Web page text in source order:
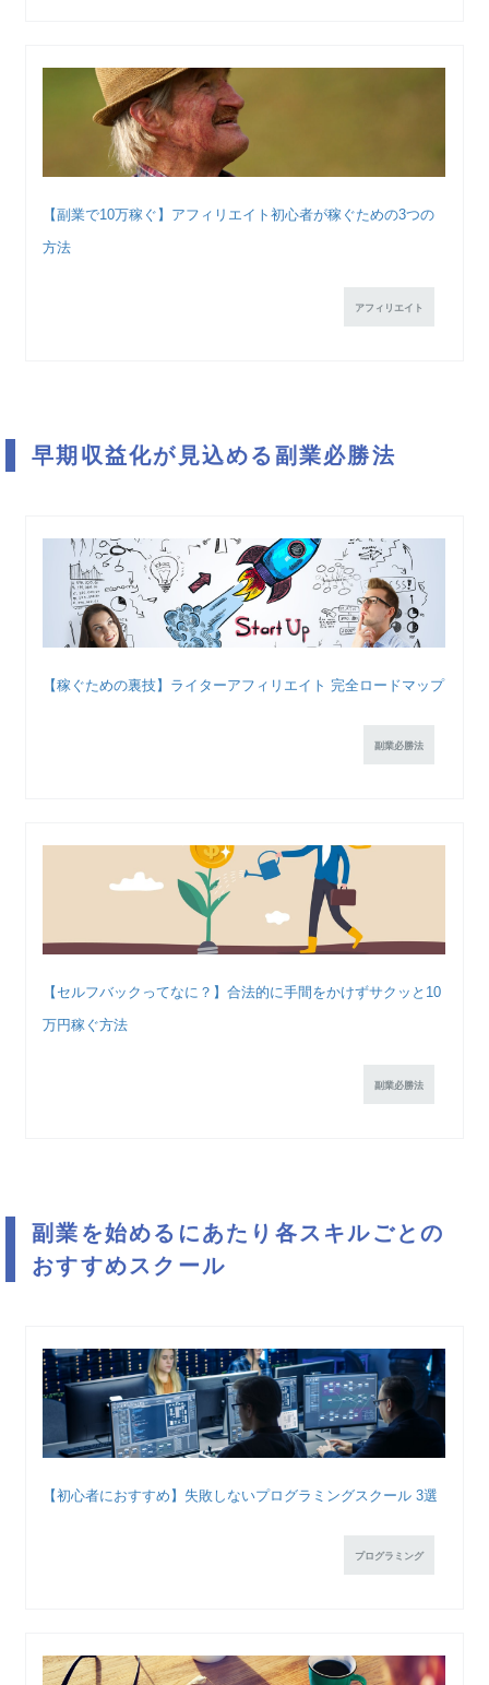
【副業で10万稼ぐ】アフィリエイト初心者が稼ぐための3つの
方法
アフィリエイト
早期収益化が見込める副業必勝法
【稼ぐための裏技】ライターアフィリエイト 完全ロードマップ
副業必勝法
【セルフバックってなに？】合法的に手間をかけずサクッと10
万円稼ぐ方法
副業必勝法
副業を始めるにあたり各スキルごとの
おすすめスクール
【初心者におすすめ】失敗しないプログラミングスクール 3選
プログラミング